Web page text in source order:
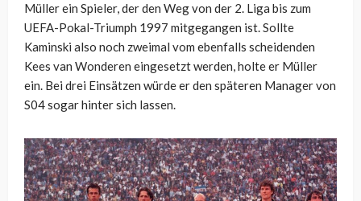
Müller ein Spieler, der den Weg von der 2. Liga bis zum
UEFA-Pokal-Triumph 1997 mitgegangen ist. Sollte
Kaminski also noch zweimal vom ebenfalls scheidenden
Kees van Wonderen eingesetzt werden, holte er Müller
ein. Bei drei Einsätzen würde er den späteren Manager von
S04 sogar hinter sich lassen.